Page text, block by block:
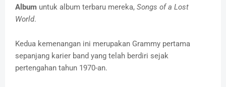
Album untuk album terbaru mereka, Songs of a Lost
World.
Kedua kemenangan ini merupakan Grammy pertama
sepanjang karier band yang telah berdiri sejak
pertengahan tahun 1970-an.